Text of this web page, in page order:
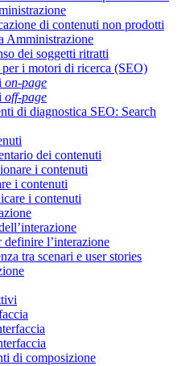
di contenuti non prodotti
Amministrazione
dei soggetti ritratti
i motori di ricerca (SEO)
on-page
off-page
di diagnostica SEO: Search
dei contenuti
i contenuti
i contenuti
i contenuti
definire l’interazione
tra scenari e user stories
di composizione